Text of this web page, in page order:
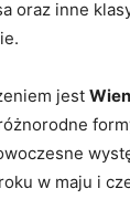
oraz‍ inne
jest
w maju i